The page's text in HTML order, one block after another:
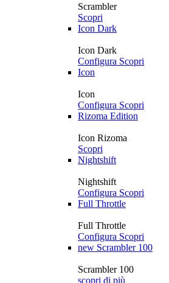
Scrambler
Scopri
Icon Dark
Icon Dark
Configura Scopri
Icon
Icon
Configura Scopri
Rizoma Edition
Icon Rizoma
Scopri
Nightshift
Nightshift
Configura Scopri
Full Throttle
Full Throttle
Configura Scopri
new Scrambler 100
Scrambler 100
scopri di più